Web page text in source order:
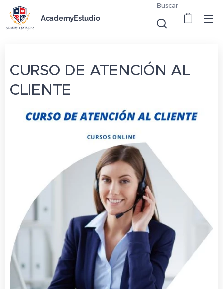
AcademyEstudio
Buscar
CURSO DE ATENCIÓN AL
CLIENTE